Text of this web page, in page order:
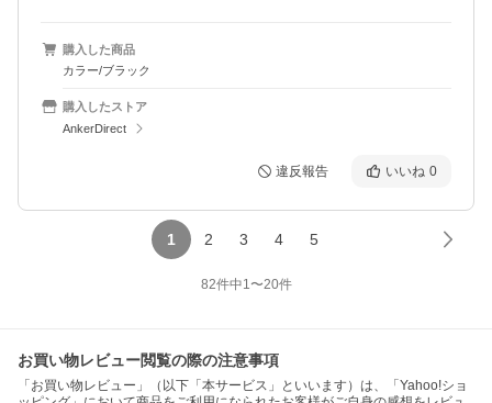
購入した商品
カラー/ブラック
購入したストア
AnkerDirect
違反報告 いいね 0
1 2 3 4 5
82件中1〜20件
お買い物レビュー閲覧の際の注意事項
「お買い物レビュー」（以下「本サービス」といいます）は、「Yahoo!ショ